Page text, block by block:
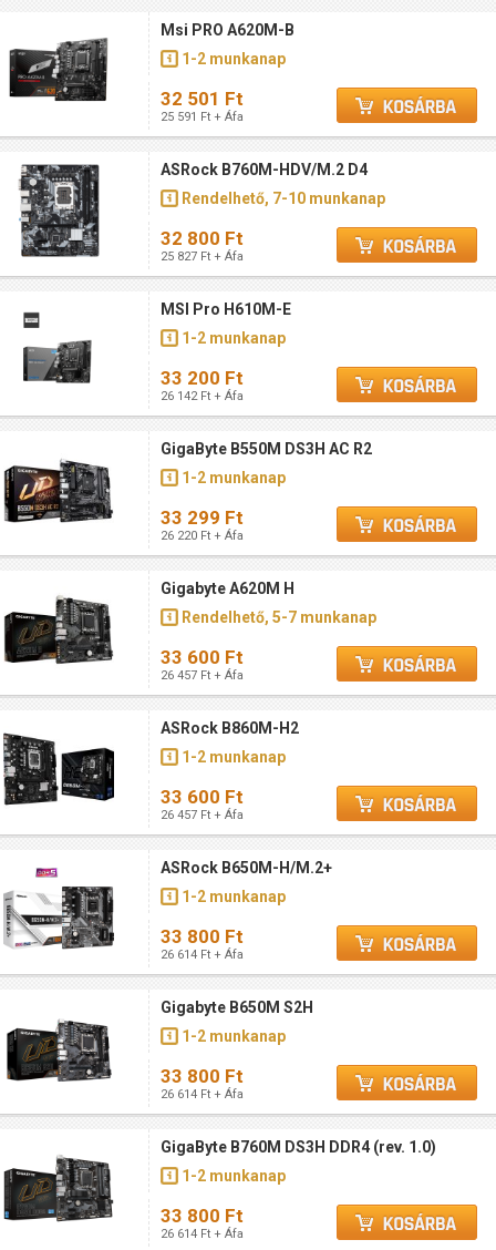
Msi PRO A620M-B
1-2 munkanap
32 501 Ft
25 591 Ft + Áfa
ASRock B760M-HDV/M.2 D4
Rendelhető, 7-10 munkanap
32 800 Ft
25 827 Ft + Áfa
MSI Pro H610M-E
1-2 munkanap
33 200 Ft
26 142 Ft + Áfa
GigaByte B550M DS3H AC R2
1-2 munkanap
33 299 Ft
26 220 Ft + Áfa
Gigabyte A620M H
Rendelhető, 5-7 munkanap
33 600 Ft
26 457 Ft + Áfa
ASRock B860M-H2
1-2 munkanap
33 600 Ft
26 457 Ft + Áfa
ASRock B650M-H/M.2+
1-2 munkanap
33 800 Ft
26 614 Ft + Áfa
Gigabyte B650M S2H
1-2 munkanap
33 800 Ft
26 614 Ft + Áfa
GigaByte B760M DS3H DDR4 (rev. 1.0)
1-2 munkanap
33 800 Ft
26 614 Ft + Áfa